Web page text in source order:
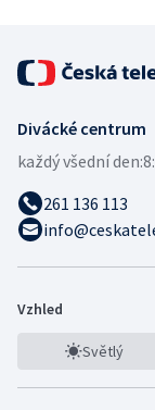
Divácké centrum
každý všední den:
261 136 113
Vzhled
Světlý